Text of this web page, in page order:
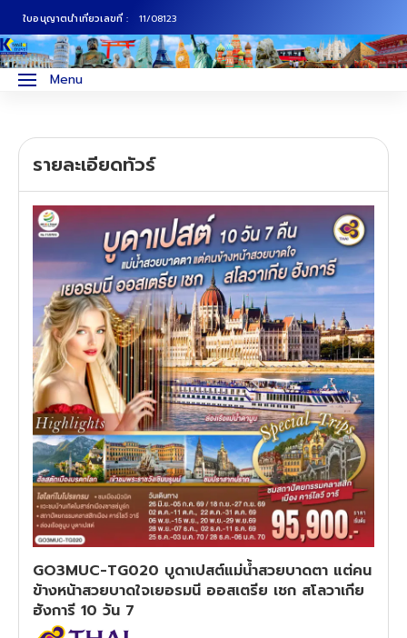
ใบอนุญาตนำเที่ยวเลขที่ : 11/08123
Menu
รายละเอียดทัวร์
GO3MUC-TG020 บูดาเปสต์แม่น้ำสวยบาดตา แต่คน
ข้างหน้าสวยบาดใจเยอรมนี ออสเตรีย เชก สโลวาเกีย
ฮังการี 10 วัน 7
ทัวร์ญี่ปุ่น
ทัวร์ยุโรป
ทัวร์สแกนดิเนเวีย
ทัวร์ฮ่องกง
ทัวร์สิงคโปร์
ทัวร์ตุรเคีย
ทัวร์สวิตเซอร์แลนด์
ทัวร์พม่า
ทัวร์ลาว
ทัวร์มัลดีฟส์
ทัวร์เวียดนาม
ภาคเหนือ
ภาคอีสาน
ภาคตะวันตก